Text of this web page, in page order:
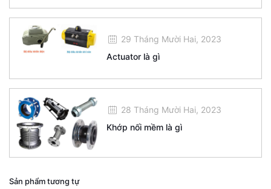
29 Tháng Mười Hai, 2023
Actuator là gì
28 Tháng Mười Hai, 2023
Khớp nối mềm là gì
Sản phẩm tương tự